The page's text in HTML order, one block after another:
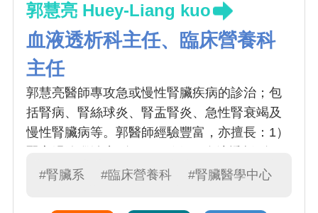
郭慧亮 Huey-Liang kuo
血液透析科主任、臨床營養科
主任
郭慧亮醫師專攻急或慢性腎臟疾病的診治；包
括腎病、腎絲球炎、腎盂腎炎、急性腎衰竭及
慢性腎臟病等。郭醫師經驗豐富，亦擅長：1）
100 例) 、腹膜透析 (每月 40 例) 。腎臟疾病通
#腎臟系 #臨床營養科 #腎臟醫學中心